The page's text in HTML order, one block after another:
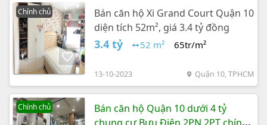
Chính chủ
Bán căn hộ Xi Grand Court Quận 10
diện tích 52m², giá 3.4 tỷ đồng
3.4 tỷ 52 m² 65tr/m²
13-10-2023 Quận 10, TPHCM
Chính chủ
Bán căn hộ Quận 10 dưới 4 tỷ